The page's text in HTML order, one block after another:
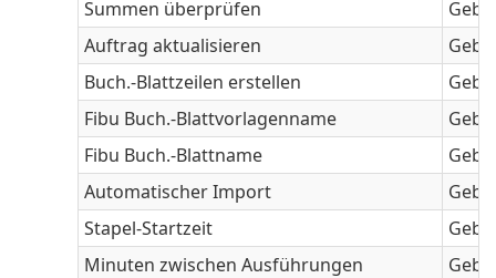
Summen überprüfen
Auftrag aktualisieren
Buch.-Blattzeilen erstellen
Fibu Buch.-Blattvorlagenname
Fibu Buch.-Blattname
Automatischer Import
Stapel-Startzeit
Minuten zwischen Ausführungen